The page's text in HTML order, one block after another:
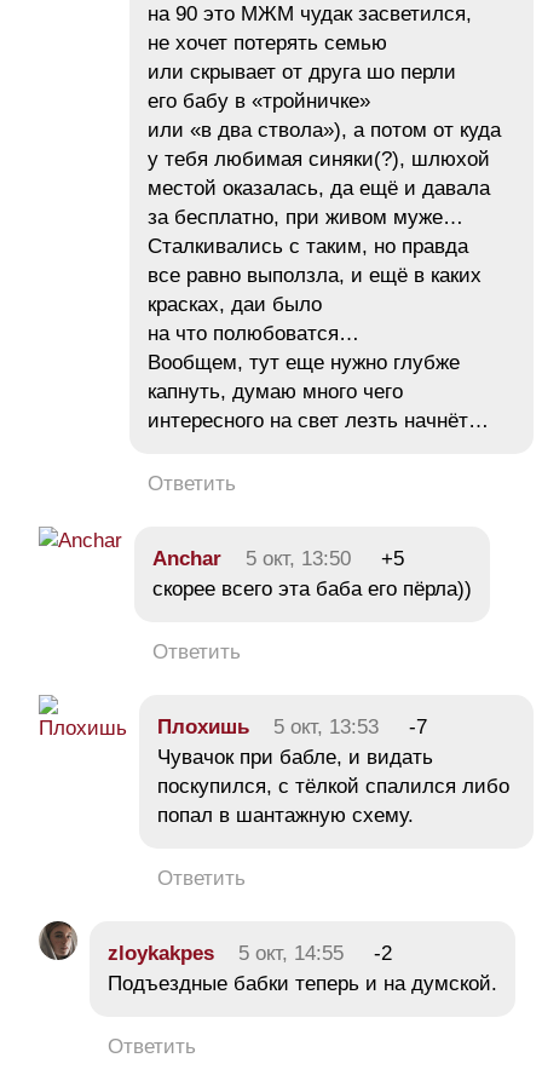
на 90 это МЖМ чудак засветился,
не хочет потерять семью
или скрывает от друга шо перли
его бабу в «тройничке»
или «в два ствола»), а потом от куда
у тебя любимая синяки(?), шлюхой
местой оказалась, да ещё и давала
за бесплатно, при живом муже…
Сталкивались с таким, но правда
все равно выползла, и ещё в каких
красках, даи было
на что полюбоватся…
Вообщем, тут еще нужно глубже
капнуть, думаю много чего
интересного на свет лезть начнёт…
Ответить
Anchar 5 окт, 13:50
+5
скорее всего эта баба его пёрла))
Ответить
Плохишь 5 окт, 13:53
-7
Чувачок при бабле, и видать
поскупился, с тёлкой спалился либо
попал в шантажную схему.
Ответить
zloykakpes 5 окт, 14:55
-2
Подъездные бабки теперь и на думской.
Ответить